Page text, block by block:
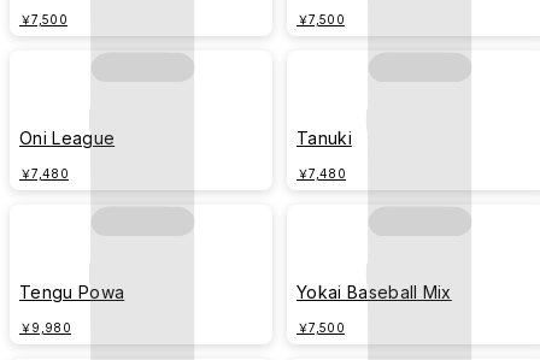
￥7,500 ￥7,500
Oni League
￥7,480
Tanuki
￥7,480
Tengu Powa
￥9,980
Yokai Baseball Mix
￥7,500